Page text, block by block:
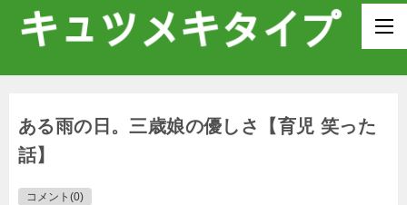
ある雨の日。三歳娘の優しさ【育児 笑った
話】
コメント(0)